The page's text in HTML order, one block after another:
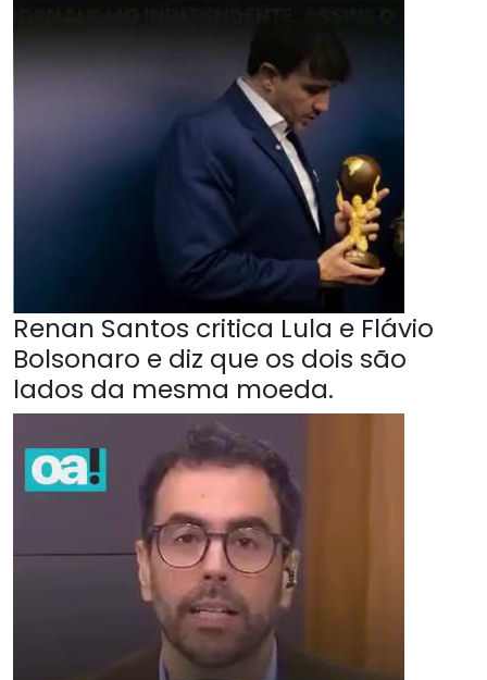
Renan Santos critica Lula e Flávio
Bolsonaro e diz que os dois são
lados da mesma moeda.